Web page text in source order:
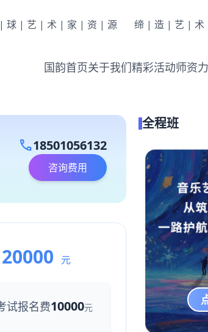
球|艺|术|家|资|源 缔|造|艺|
国韵首页关于我们精彩活动师资
call18501056132
咨询费用
元
试报名费10000元
全程班